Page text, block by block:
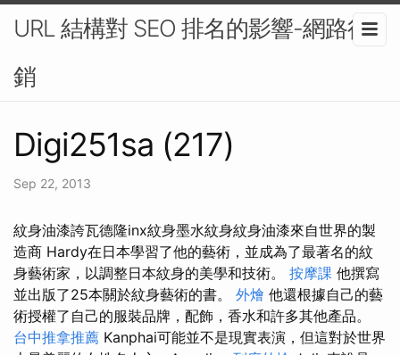
URL 結構對 SEO 排名的影響-網路行
銷
Digi251sa (217)
Sep 22, 2013
紋身油漆誇瓦德隆inx紋身墨水紋身紋身油漆來自世界的製
造商 Hardy在日本學習了他的藝術，並成為了最著名的紋
身藝術家，以調整日本紋身的美學和技術。 按摩課 他撰寫
並出版了25本關於紋身藝術的書。 外燴 他還根據自己的藝
術授權了自己的服裝品牌，配飾，香水和許多其他產品。
台中推拿推薦 Kanphai可能並不是現實表演，但這對於世界